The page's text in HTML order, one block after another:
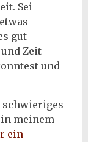
Sei
gut
Zeit
und
schwieriges
meinem
ein